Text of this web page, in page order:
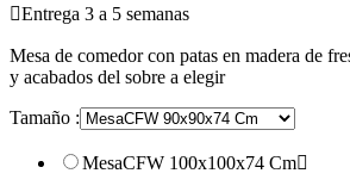
Entrega 3 a 5 semanas
Mesa de comedor con patas en madera de
y acabados del sobre a elegir
Tamaño :
MesaCFW 100x100x74 Cm